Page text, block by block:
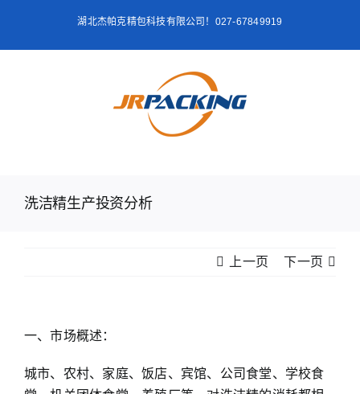
内
湖北杰帕克精包科技有限公司！027-67849919
洗洁精生产投资分析
上一页 下一页
一、市场概述：
城市、农村、家庭、饭店、宾馆、公司食堂、学校食